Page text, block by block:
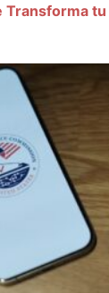
Transforma